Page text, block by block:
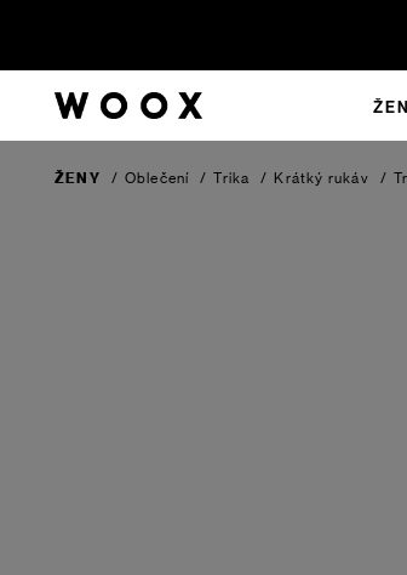
ŽENY / Oblečení / Trika / Krátký rukáv /